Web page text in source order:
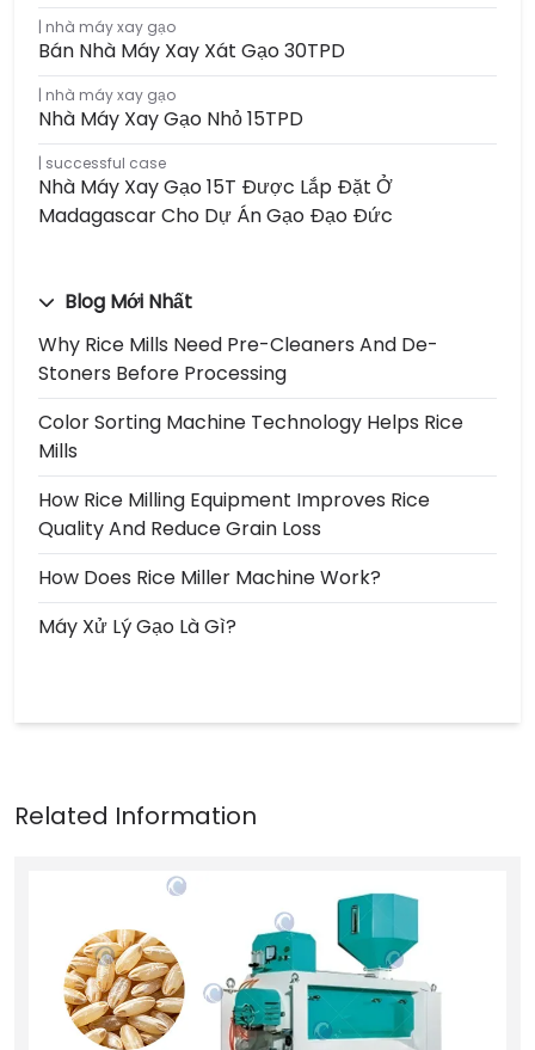
nhà máy xay gạo
Bán Nhà Máy Xay Xát Gạo 30TPD
nhà máy xay gạo
Nhà Máy Xay Gạo Nhỏ 15TPD
successful case
Nhà Máy Xay Gạo 15T Được Lắp Đặt Ở
Madagascar Cho Dự Án Gạo Đạo Đức
Blog Mới Nhất
Why Rice Mills Need Pre-Cleaners And De-
Stoners Before Processing
Color Sorting Machine Technology Helps Rice
Mills
How Rice Milling Equipment Improves Rice
Quality And Reduce Grain Loss
How Does Rice Miller Machine Work?
Máy Xử Lý Gạo Là Gì?